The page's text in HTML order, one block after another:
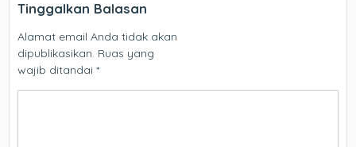
Tinggalkan Balasan
Alamat email Anda tidak akan
dipublikasikan. Ruas yang
wajib ditandai*